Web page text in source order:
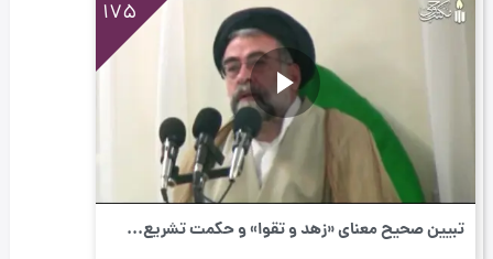
175
تبیین صحیح معنای «زهد و تقوا» و حکمت تشریع...